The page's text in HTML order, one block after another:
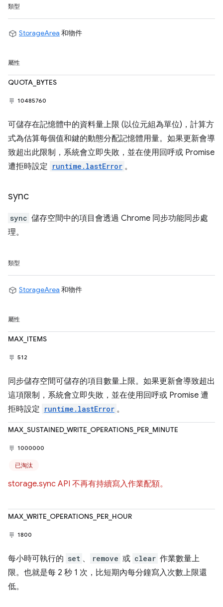
類型
StorageArea 和物件
屬性
QUOTA_BYTES
10485760
可儲存在記憶體中的資料量上限 (以位元組為單位)，計算方
式為估算每個值和鍵的動態分配記憶體用量。如果更新會導
致超出此限制，系統會立即失敗，並在使用回呼或 Promise
遭拒時設定 runtime.lastError 。
sync
sync 儲存空間中的項目會透過 Chrome 同步功能同步處
理。
類型
StorageArea 和物件
屬性
MAX_ITEMS
512
同步儲存空間可儲存的項目數量上限。如果更新會導致超出
這項限制，系統會立即失敗，並在使用回呼或 Promise 遭
拒時設定 runtime.lastError 。
MAX_SUSTAINED_WRITE_OPERATIONS_PER_MINUTE
1000000
已淘汰
storage.sync API 不再有持續寫入作業配額。
MAX_WRITE_OPERATIONS_PER_HOUR
1800
每小時可執行的 set 、 remove 或 clear 作業數量上
限。也就是每 2 秒 1 次，比短期內每分鐘寫入次數上限還
低。